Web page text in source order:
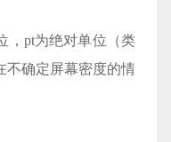
，pt为绝对单位（类
不确定屏幕密度的情